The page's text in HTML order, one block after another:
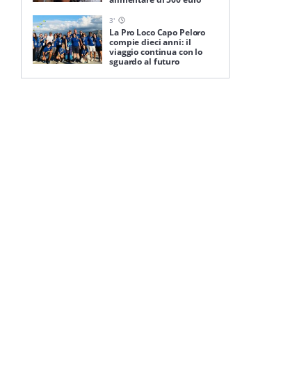
3'
La Pro Loco Capo Peloro
compie dieci anni: il
viaggio continua con lo
sguardo al futuro